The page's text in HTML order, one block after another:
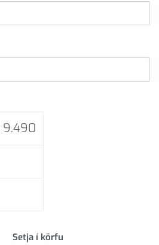
9.490
Setja í körfu